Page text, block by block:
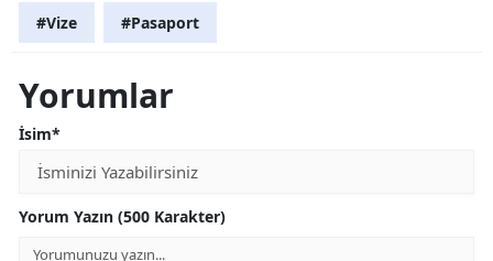
#Vize #Pasaport
Yorumlar
İsim*
Yorum Yazın (500 Karakter)